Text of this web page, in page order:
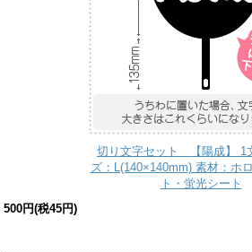
切り文字セット 【陽成】 1
ズ：L(140×140mm) 素材：ホ
ト・蛍光シート
500円(税45円)